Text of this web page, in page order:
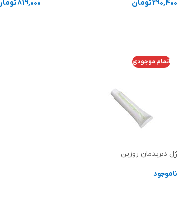
290,400تومان 819,000
اتمام موجودی
ژل دبریدمان روزین
ناموجود